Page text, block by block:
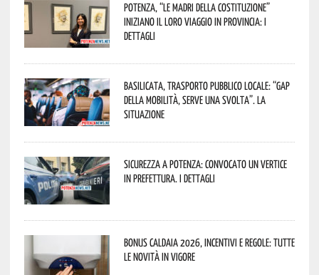
Potenza, “Le Madri della Costituzione”
iniziano il loro viaggio in provincia: i
dettagli
Basilicata, trasporto pubblico locale: “Gap
della mobilità, serve una svolta”. La
situazione
Sicurezza a Potenza: convocato un vertice
in Prefettura. I dettagli
Bonus caldaia 2026, incentivi e regole: tutte
le novità in vigore